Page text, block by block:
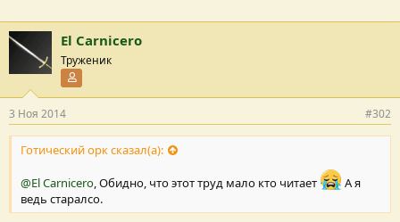
El Carnicero
Труженик
3 Ноя 2014 #302
Готический орк сказал(а):
@El Carnicero , Обидно, что этот труд мало кто читает
А я
ведь старалсо.